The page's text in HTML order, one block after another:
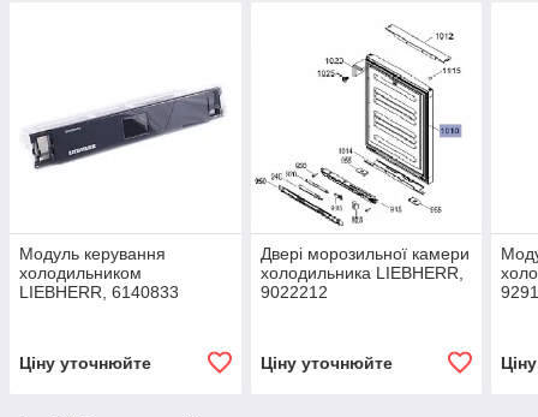
Модуль керування
холодильником
LIEBHERR, 6140833
Ціну уточнюйте
Двері морозильної камери
холодильника LIEBHERR,
9022212
Ціну уточнюйте